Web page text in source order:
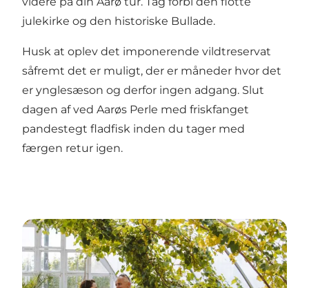
julekirke og den historiske Bullade.
Husk at oplev det imponerende vildtreservat
såfremt det er muligt, der er måneder hvor det
er ynglesæson og derfor ingen adgang. Slut
dagen af ved Aarøs Perle med friskfanget
pandestegt fladfisk inden du tager med
færgen retur igen.